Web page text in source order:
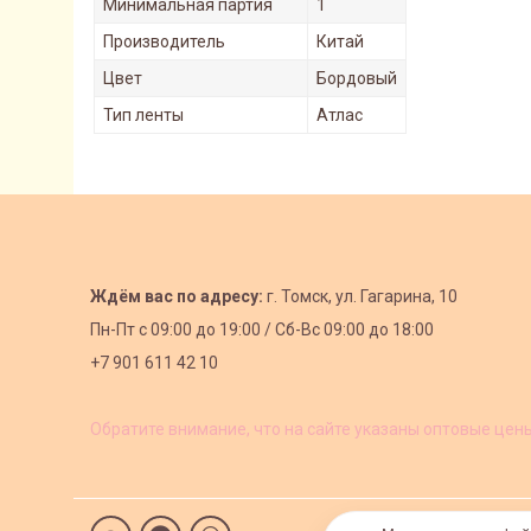
Минимальная партия
1
Производитель
Китай
Цвет
Бордовый
Тип ленты
Атлас
Ждём вас по адресу: г. Томск, ул. Гагарина, 10
Пн-Пт с09:00 до 19:00 /Сб-Вс 09:00 до 18:00
+7 901 611 42 10
Обратите внимание, что на сайте указаны оптовые